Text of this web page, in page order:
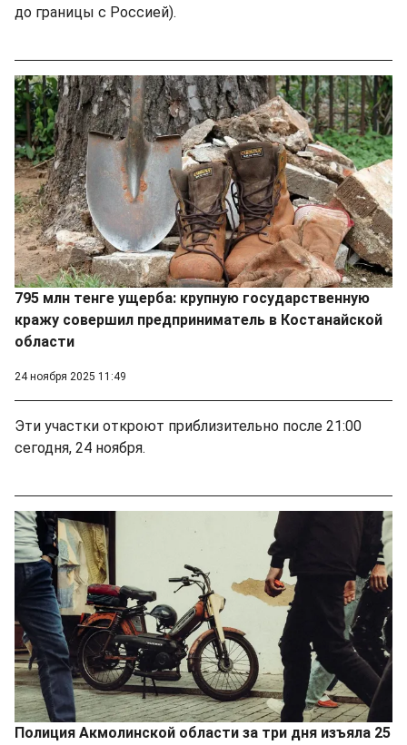
до границы с Россией).
795 млн тенге ущерба: крупную государственную
кражу совершил предприниматель в Костанайской
области
24 ноября 2025 11:49
Эти участки откроют приблизительно после 21:00
сегодня, 24 ноября.
Полиция Акмолинской области за три дня изъяла 25